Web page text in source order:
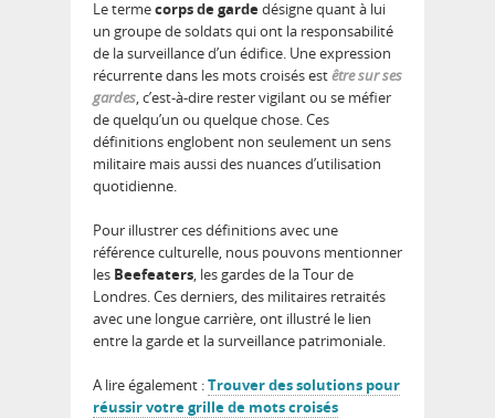
Le termecorps de gardedésigne quant à lui
un groupe de soldats qui ont la responsabilité
de la surveillance d’un édifice. Une expression
récurrente dans les mots croisés estêtre sur ses
gardes, c’est-à-dire rester vigilant ou se méfier
de quelqu’un ou quelque chose. Ces
définitions englobent non seulement un sens
militaire mais aussi des nuances d’utilisation
quotidienne.
Pour illustrer ces définitions avec une
référence culturelle, nous pouvons mentionner
les Beefeaters, les gardes de la Tour de
Londres. Ces derniers, des militaires retraités
avec une longue carrière, ont illustré le lien
entre la garde et la surveillance patrimoniale.
A lire également :Trouver des solutions pour
réussir votre grille de mots croisés